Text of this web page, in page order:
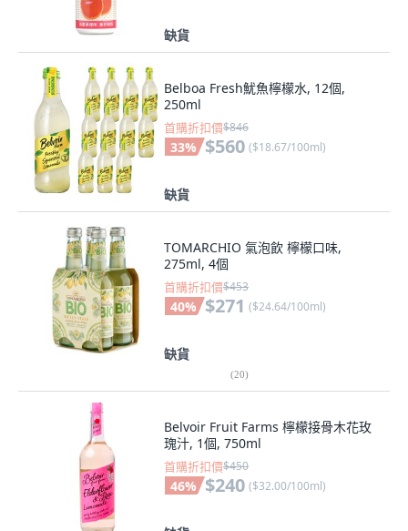
缺貨
Belboa Fresh魷魚檸檬水, 12個,
250ml
首購折扣價$846
33% $560 ($18.67/100ml)
缺貨
TOMARCHIO 氣泡飲 檸檬口味,
275ml, 4個
首購折扣價$453
40% $271 ($24.64/100ml)
缺貨
(20)
Belvoir Fruit Farms 檸檬接骨木花玫
瑰汁, 1個, 750ml
首購折扣價$450
46% $240 ($32.00/100ml)